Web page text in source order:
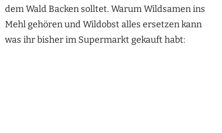
dem Wald Backen solltet. Warum Wildsamen ins
Mehl gehören und Wildobst alles ersetzen kann
was ihr bisher im Supermarkt gekauft habt: